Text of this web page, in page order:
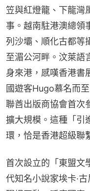
笠與紅燈籠、下龍灣
事。越南駐港澳總領
列沙壩、順化古都等
至湄公河畔。汶萊語
身來港，感嘆香港書
國遊客Hugo慕名而
聯酋出版商協會首次
擴大規模。這種「引
環，恰是香港超級聯
首次設立的「東盟文
代知名小說家埃卡·